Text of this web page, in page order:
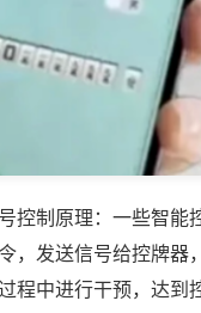
控制原理：一些智
，发送信号给控牌器
程中进行干预，达到